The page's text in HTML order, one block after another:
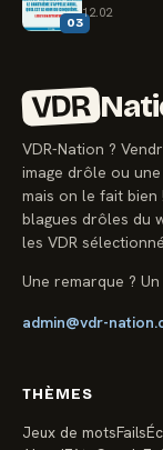
03
12.02
VDR
VDR-Nation ?
image drôle ou
mais on le fait bien
blagues drôles du
les VDR
Une remarque ?
admin@vdr-
THÈMES
Jeux de motsFails